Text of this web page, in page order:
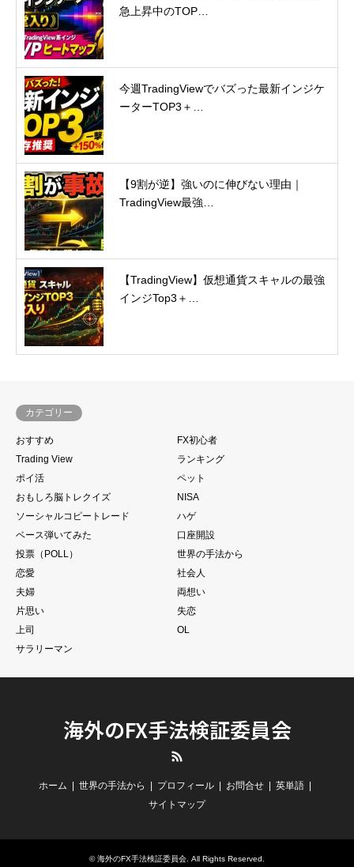
急上昇中のTOP…
今週TradingViewでバズった最新インジケ
ーターTOP3＋…
【9割が逆】強いのに伸びない理由｜
TradingView最強…
【TradingView】仮想通貨スキャルの最強
インジTop3＋…
カテゴリー
おすすめ
FX初心者
Trading View
ランキング
ポイ活
ペット
おもしろ脳トレクイズ
NISA
ソーシャルコピートレード
ハゲ
ベース弾いてみた
口座開設
投票（POLL）
世界の手法から
恋愛
社会人
夫婦
両想い
片思い
失恋
上司
OL
サラリーマン
海外のFX手法検証委員会
ホーム 世界の手法から プロフィール お問合せ
英単語
サイトマップ
©海外のFX手法検証委員会 . All Rights Reserved.